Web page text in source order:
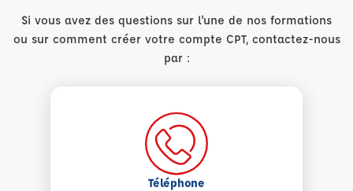
Si vous avez des questions sur l'une de nos formations
ou sur comment créer votre compte CPT, contactez-nous
par :
Téléphone